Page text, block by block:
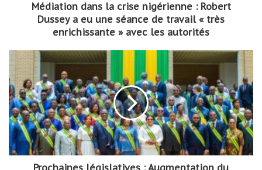
Médiation dans la crise nigérienne : Robert
Dussey a eu une séance de travail « très
enrichissante » avec les autorités